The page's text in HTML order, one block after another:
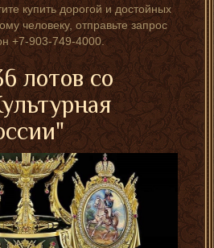
купить дорогой и достойных
человеку, отправьте запрос
+7-903-749-4000.
лотов со